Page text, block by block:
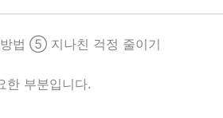
법 ⑤ 지나친 걱정 줄이기
한 부분입니다.